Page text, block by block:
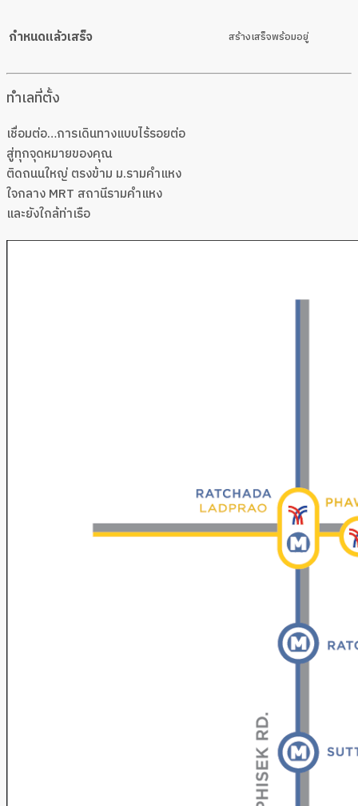
กำหนดแล้วเสร็จ สร้างเสร็จพร้อมอยู่
ทำเลที่ตั้ง
เชื่อมต่อ…การเดินทางแบบไร้รอยต่อ
สู่ทุกจุดหมายของคุณ
ติดถนนใหญ่ ตรงข้าม ม.รามคำแหง
ใจกลาง MRT สถานีรามคำแหง
และยังใกล้ท่าเรือ